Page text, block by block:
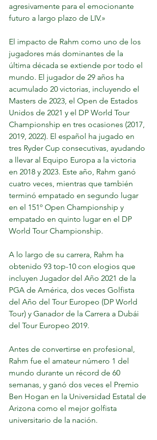
agresivamente para el emocionante
futuro a largo plazo de LIV.»
El impacto de Rahm como uno de los
jugadores más dominantes de la
última década se extiende por todo el
mundo. El jugador de 29 años ha
acumulado 20 victorias, incluyendo el
Masters de 2023, el Open de Estados
Unidos de 2021 y el DP World Tour
Championship en tres ocasiones (2017,
2019, 2022). El español ha jugado en
tres Ryder Cup consecutivas, ayudando
a llevar al Equipo Europa a la victoria
en 2018 y 2023. Este año, Rahm ganó
cuatro veces, mientras que también
terminó empatado en segundo lugar
en el 151º Open Championship y
empatado en quinto lugar en el DP
World Tour Championship.
A lo largo de su carrera, Rahm ha
obtenido 93 top-10 con elogios que
incluyen Jugador del Año 2021 de la
PGA de América, dos veces Golfista
del Año del Tour Europeo (DP World
Tour) y Ganador de la Carrera a Dubái
del Tour Europeo 2019.
Antes de convertirse en profesional,
Rahm fue el amateur número 1 del
mundo durante un récord de 60
semanas, y ganó dos veces el Premio
Ben Hogan en la Universidad Estatal de
Arizona como el mejor golfista
universitario de la nación.